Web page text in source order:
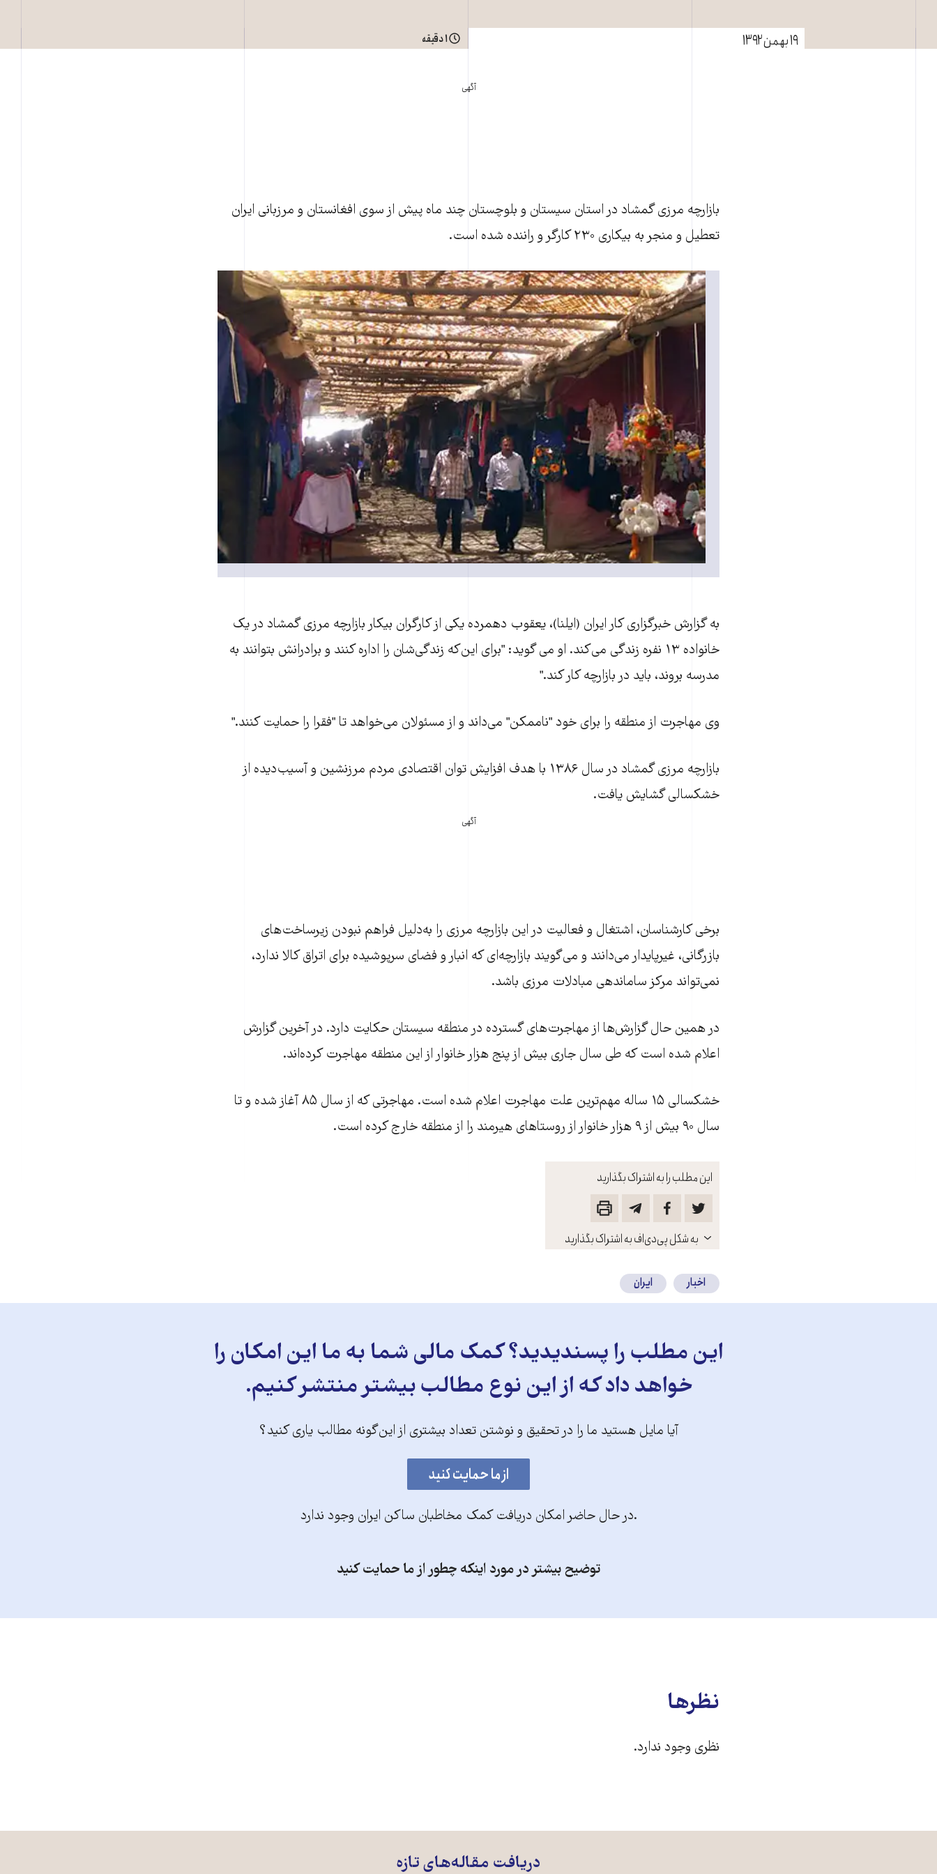
۱۹ بهمن ۱۳۹۲ ۱ دقیقه
آگهی
این مطلب را به اشتراک بگذارید
باز
کنید
به شکل پی‌دی‌اف به اشتراک بگذارید
بازارچه مرزی گمشاد در استان سيستان و بلوچستان چند ماه پيش از سوی افغانستان و مرزبانی ايران
تعطيل و منجر به بيکاری ۲۳۰ کارگر و راننده شده است.
به گزارش خبرگزاری کار ايران (ايلنا)، يعقوب دهمرده يکی از کارگران بيکار بازارچه مرزی گمشاد در يک
خانواده ۱۳ نفره زندگی می‌کند. او می گويد: "برای اين‌که زندگی‌شان را اداره کنند و برادرانش بتوانند به
مدرسه بروند، بايد در بازارچه کار کند."
وی مهاجرت از منطقه را برای خود "ناممکن" می‌داند و از مسئولان می‌خواهد تا "فقرا را حمايت کنند."
بازارچه مرزی گمشاد در سال ۱۳۸۶ با هدف افزايش توان اقتصادی مردم مرزنشين و آسيب‌ديده از
خشکسالی گشايش يافت.
آگهی
برخی کارشناسان، اشتغال و فعاليت در اين بازارچه مرزی را به‌دليل فراهم نبودن زيرساخت‌های
بازرگانی، غيرپايدار می‌دانند و می‌گويند بازارچه‌ای که انبار و فضای سرپوشيده برای اتراق کالا ندارد،
نمی‌تواند مرکز ساماندهی مبادلات مرزی باشد.
در همين حال گزارش‌ها از مهاجرت‌های گسترده در منطقه سيستان حکايت دارد. در آخرين گزارش
اعلام شده است که طی سال جاری بيش از پنج هزار خانوار از اين منطقه مهاجرت کرده‌اند.
خشکسالی ۱۵ ساله مهم‌ترين علت مهاجرت اعلام شده است. مهاجرتی که از سال ۸۵ آغاز شده و تا
سال ۹۰ بيش از ۹ هزار خانوار از روستاهای هيرمند را از منطقه خارج کرده است.
اخبار ایران
این مطلب را پسندیدید؟ کمک مالی شما به ما این امکان را
خواهد داد که از این نوع مطالب بیشتر منتشر کنیم.
آیا مایل هستید ما را در تحقیق و نوشتن تعداد بیشتری از این‌گونه مطالب یاری کنید؟
.در حال حاضر امکان دریافت کمک مخاطبان ساکن ایران وجود ندارد
توضیح بیشتر در مورد اینکه چطور از ما حمایت کنید
نظرها
نظری وجود ندارد.
دریافت مقاله‌های تازه